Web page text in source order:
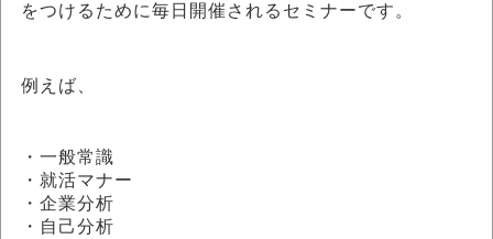
をつけるために毎日開催されるセミナーです。
例えば、
・一般常識
・就活マナー
・企業分析
・自己分析